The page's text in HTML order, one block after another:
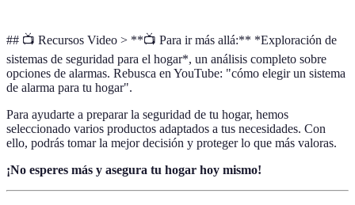
## 📺 Recursos Video > **📺 Para ir más allá:** *Exploración de
sistemas de seguridad para el hogar*, un análisis completo sobre
opciones de alarmas. Rebusca en YouTube: "cómo elegir un sistema
de alarma para tu hogar".
Para ayudarte a preparar la seguridad de tu hogar, hemos
seleccionado varios productos adaptados a tus necesidades. Con
ello, podrás tomar la mejor decisión y proteger lo que más valoras.
¡No esperes más y asegura tu hogar hoy mismo!